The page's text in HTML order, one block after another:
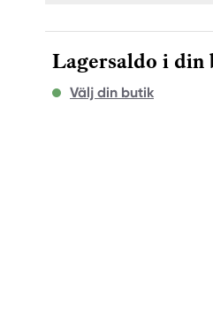
Lagersaldo i din
Välj din butik